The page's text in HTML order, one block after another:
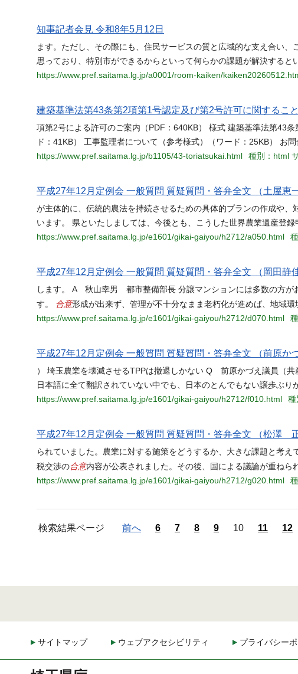
知事記者会見 令和8年5月12日
ます。ただし、その際にも、住民サービスの質と広域的な支え合い
思っており、特別市ができるからといって何らかの課題が解決すると
https://www.pref.saitama.lg.jp/a0001/room-kaiken/
建築基準法第43条第2項第1号認定及び第2号許可に関すること
項第2号による許可のご案内（PDF：640KB） 様式 建築基準法第43
ド：41KB） 工事監理者について（参考様式）（ワード：25KB） お
https://www.pref.saitama.lg.jp/b1105/43-toriatsukai.html
種別：html
平成27年12月定例会 一般質問 質疑質問・答弁全文 （土屋恵
が主体的に、伝統的農法を持続させるための具体的プランの作成や
います。 県といたしましては、今後とも、こうした世界農業遺産登録
https://www.pref.saitama.lg.jp/e1601/gikai-gaiyou/h2712/a050.html
平成27年12月定例会 一般質問 質疑質問・答弁全文 （岡田静
します。 A 秋山幸男 都市整備部長 分譲マンションには多数の方が
す。 合意形成が出来ず、管理が不十分なまま老朽化が進めば、地域環
https://www.pref.saitama.lg.jp/e1601/gikai-gaiyou/h2712/d070.html
平成27年12月定例会 一般質問 質疑質問・答弁全文 （前原か
） 埼玉農業を壊滅させるTPPは撤退しかない Q 前原かづえ議員（
日本語に全て翻訳されていない中でも、日本のとんでもない譲歩ぶり
https://www.pref.saitama.lg.jp/e1601/gikai-gaiyou/h2712/f010.html
種
平成27年12月定例会 一般質問 質疑質問・答弁全文 （松澤
られていました。農業に対する施策をどうするか、大きな課題と考
税交渉の合意内容が公表されました。その後、国による議論が重ねら
https://www.pref.saitama.lg.jp/e1601/gikai-gaiyou/h2712/g020.html
検索結果ページ 前へ 6 7 8 9 10 11 12
サイトマップ ウェブアクセシビリティ プライバシー